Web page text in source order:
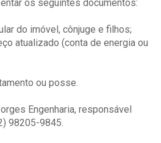
os seguintes documentos:
do imóvel, cônjuge e filhos;
atualizado (conta de energia ou
ou posse.
Engenharia, responsável
98205-9845.